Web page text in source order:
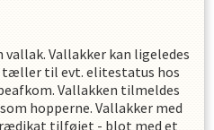
Vallakker kan ligeledes
tæller til evt. elitestatus hos
Vallakken tilmeldes
hopperne. Vallakker med
tilføjet - blot med et